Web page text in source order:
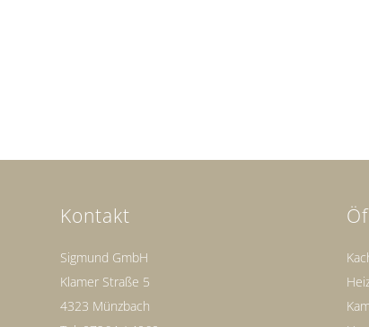
Kontakt
Sigmund GmbH
Klamer Straße 5
4323 Münzbach